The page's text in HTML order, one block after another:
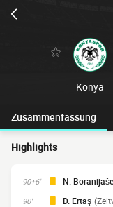
Konya
Zusammenfassung
Highlights
90+6' N.
90' D. Ertaş